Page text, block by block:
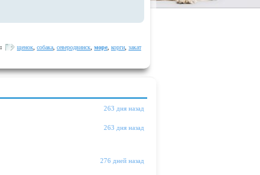
щенок собака северодвинск море корги закат
263 дня назад
263 дня назад
276 дней назад